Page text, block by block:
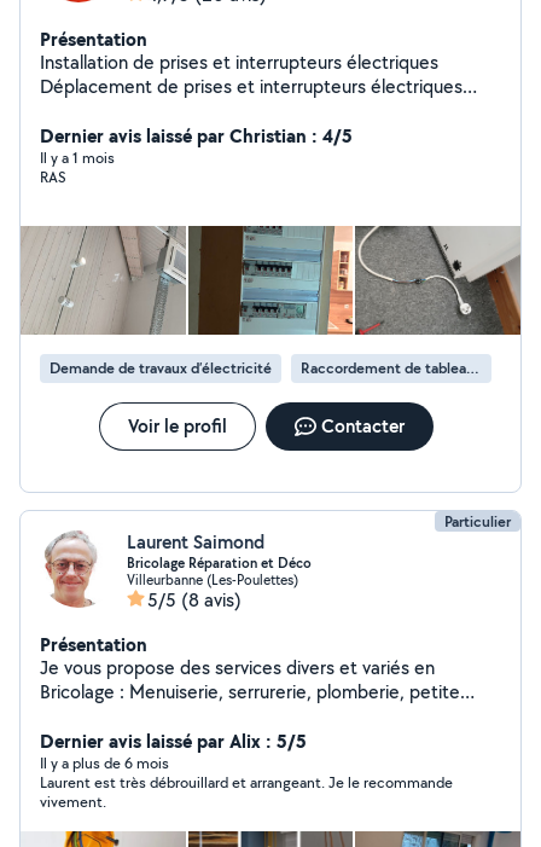
Présentation
Installation de prises et interrupteurs électriques
Déplacement de prises et interrupteurs électriques
Installation des radiateurs Installation des bornes
électriques, Installation complète des appartements
Dernier avis laissé par Christian : 4/5
Il y a 1 mois
RAS
Demande de travaux d’électricité Raccordement de tableau électrique
Voir le profil Contacter
Particulier
Laurent Saimond
Bricolage Réparation et Déco
Villeurbanne (Les-Poulettes)
5/5 (8 avis)
Présentation
Je vous propose des services divers et variés en
Bricolage : Menuiserie, serrurerie, plomberie, petite
d'objet et de meubles anciens. Services rapides. Devis
pour éviter les mauvaises surprises et que tous le
monde soit satisfait ! N'hésitez pas à me contacter nous
verrons ensemble quelle est la meilleur solution !
Dernier avis laissé par Alix : 5/5
Il y a plus de 6 mois
Laurent est très débrouillard et arrangeant. Je le recommande
vivement.